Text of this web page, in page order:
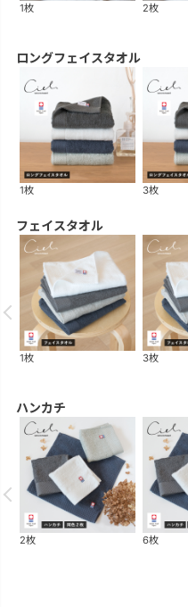
1枚 2枚
ロングフェイスタオル
1枚 3枚
フェイスタオル
1枚 3枚
ハンカチ
2枚 6枚